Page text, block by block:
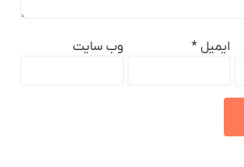
ایمیل * وب‌ سایت